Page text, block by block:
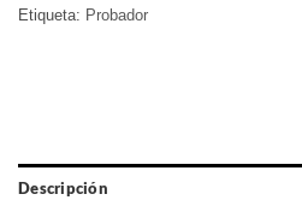
Etiqueta: Probador
Descripción